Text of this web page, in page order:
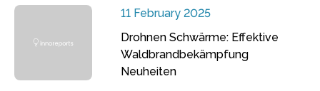
11 February 2025
Drohnen Schwärme: Effektive
Waldbrandbekämpfung
Neuheiten